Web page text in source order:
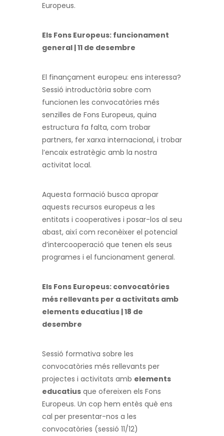
Europeus.
Els Fons Europeus: funcionament
general | 11 de desembre
El finançament europeu: ens interessa?
Sessió introductòria sobre com
funcionen les convocatòries més
senzilles de Fons Europeus, quina
estructura fa falta, com trobar
partners, fer xarxa internacional, i trobar
l’encaix estratègic amb la nostra
activitat local.
Aquesta formació busca apropar
aquests recursos europeus a les
entitats i cooperatives i posar-los al seu
abast, així com reconèixer el potencial
d’intercooperació que tenen els seus
programes i el funcionament general.
Els Fons Europeus: convocatòries
més rellevants per a activitats amb
elements educatius | 18 de
desembre
Sessió formativa sobre les
convocatòries més rellevants per
projectes i activitats amb elements
educatius que ofereixen els Fons
Europeus. Un cop hem entès què ens
cal per presentar-nos a les
convocatòries (sessió 11/12)